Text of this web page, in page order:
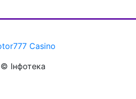
Casino
© Інфотека